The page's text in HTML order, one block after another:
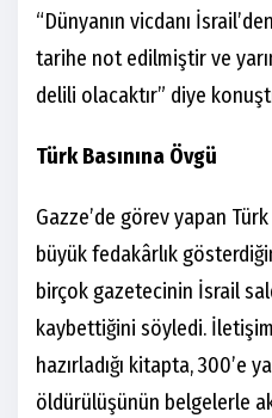
“Dünyanın vicdanı
tarihe not edilmiştir ve
delili olacaktır” diye
Türk Basınına Övgü
Gazze’de görev yapan Türk
büyük fedakârlık
birçok gazetecinin İsrail
kaybettiğini söyledi. İletişim
hazırladığı kitapta, 300’e
öldürülüşünün belgelerle